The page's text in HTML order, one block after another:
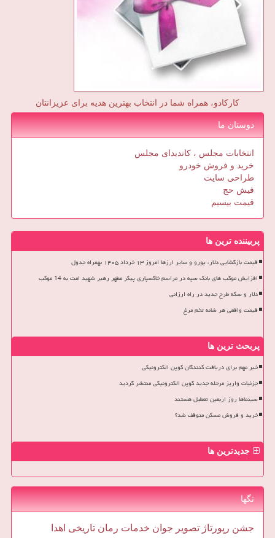
کارکادو، همراه شما در انتخاب بهترین هدیه برای عزیزانتان
دوستان ما
انتخابات مجلس ، کاندیدای مجلس
خرید و فروش خودرو
طراحی سایت
فیش حج
قیمت بیسیم
پربیننده ترین ها
قیمت بازگشایی دلار، یورو و سایر ارزها امروز ۱۳ خرداد ۱۴۰۵ بهمراه جدول
افزایش موکب های بانک سپه در مراسم خاکسپاری پیکر مطهر رهبر شهید امت به 14 موکب
دلار و سکه طرح جدید در راه ارزانی
قیمت واقعی هر شانه تخم مرغ
پربحث ترین ها
خبر مهم برای دریافت کنندگان کوپن الکترونیکی
جزئیات واریز مرحله جدید کوپن الکترونیکی منتشر گردید
سینماها روز اربعین تعطیل هستند
خرید و فروش مسکن متوقف شد؟
جدیدترین ها
تگها
جشن رپورتاژ تصویر جوان خدمات رمان تاریخی اهدا